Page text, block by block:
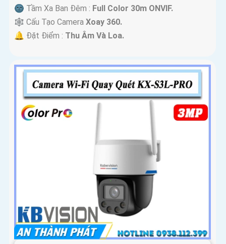
🌚 Tầm Xa Ban Đêm : Full Color 30m ONVIF.
🕸️ Cấu Tạo Camera Xoay 360.
️🔔 Đặt Điểm : Thu Âm Và Loa.